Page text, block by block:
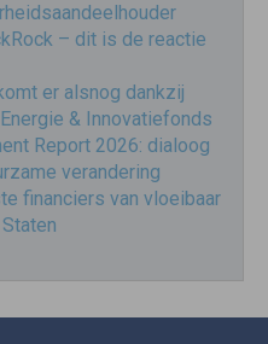
– dit is de reactie
er alsnog dankzij
& Innovatiefonds
Report 2026: dialoog
verandering
financiers van vloeibaar